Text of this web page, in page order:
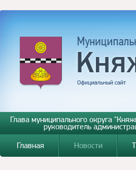
Глава муниципального округа
руководитель
Главная
Новости